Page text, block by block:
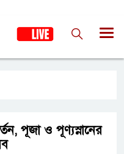
পূজা ও পূণ্যস্নানের